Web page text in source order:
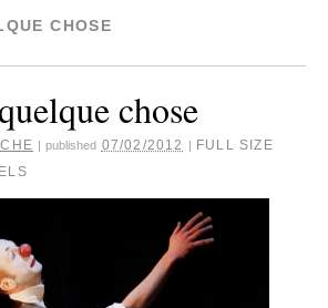
CHOSE
chose
published 07/02/2012
FULL SIZE